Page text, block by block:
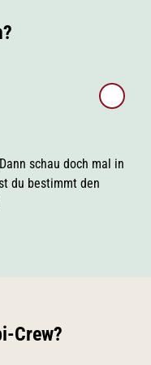
schau doch mal in
du bestimmt den
Crew?